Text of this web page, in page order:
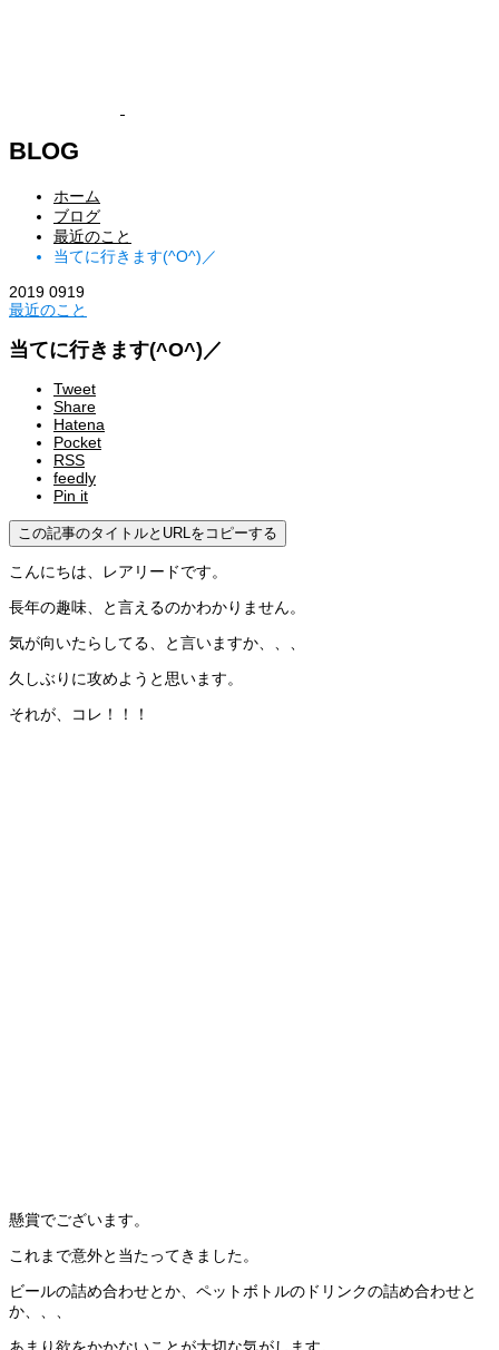
BLOG
ホーム
ブログ
最近のこと
当てに行きます(^O^)／
2019 0919
最近のこと
当てに行きます(^O^)／
Tweet
Share
Hatena
Pocket
RSS
feedly
Pin it
この記事のタイトルとURLをコピーする
こんにちは、レアリードです。
長年の趣味、と言えるのかわかりません。
気が向いたらしてる、と言いますか、、、
久しぶりに攻めようと思います。
それが、コレ！！！
懸賞でございます。
これまで意外と当たってきました。
ビールの詰め合わせとか、ペットボトルのドリンクの詰め合わせと
か、、、